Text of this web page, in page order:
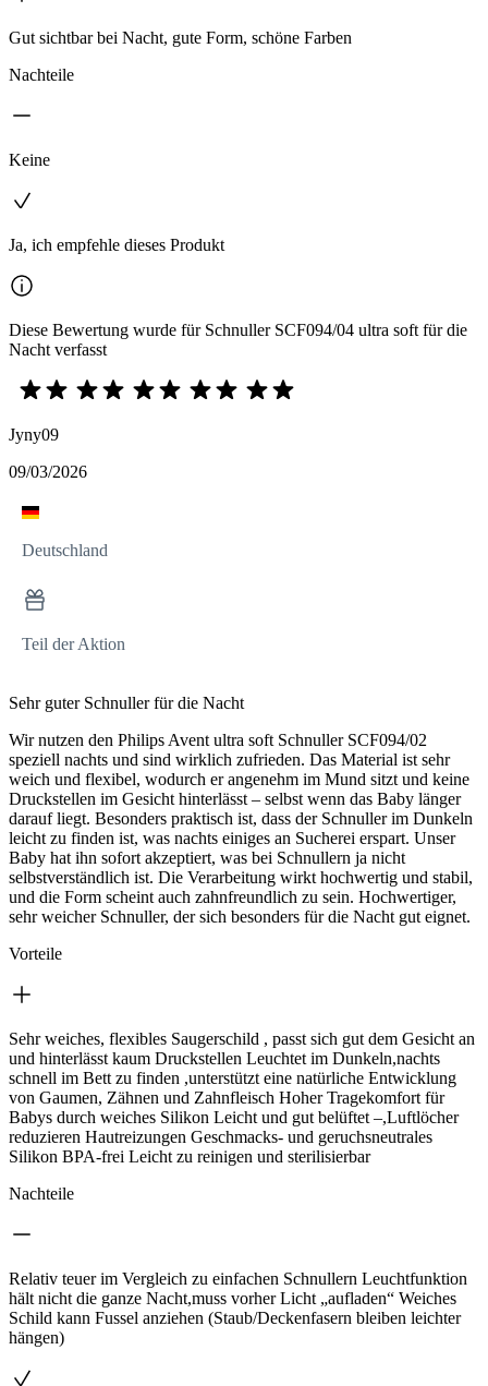
Gut sichtbar bei Nacht, gute Form, schöne Farben
Nachteile
Keine
Ja, ich empfehle dieses Produkt
Diese Bewertung wurde für Schnuller SCF094/04 ultra soft für die
Nacht verfasst
Jyny09
09/03/2026
Deutschland
Teil der Aktion
Sehr guter Schnuller für die Nacht
Wir nutzen den Philips Avent ultra soft Schnuller SCF094/02
speziell nachts und sind wirklich zufrieden. Das Material ist sehr
weich und flexibel, wodurch er angenehm im Mund sitzt und keine
Druckstellen im Gesicht hinterlässt – selbst wenn das Baby länger
darauf liegt. Besonders praktisch ist, dass der Schnuller im Dunkeln
leicht zu finden ist, was nachts einiges an Sucherei erspart. Unser
Baby hat ihn sofort akzeptiert, was bei Schnullern ja nicht
selbstverständlich ist. Die Verarbeitung wirkt hochwertig und stabil,
und die Form scheint auch zahnfreundlich zu sein. Hochwertiger,
sehr weicher Schnuller, der sich besonders für die Nacht gut eignet.
Vorteile
Sehr weiches, flexibles Saugerschild , passt sich gut dem Gesicht an
und hinterlässt kaum Druckstellen Leuchtet im Dunkeln,nachts
schnell im Bett zu finden ,unterstützt eine natürliche Entwicklung
von Gaumen, Zähnen und Zahnfleisch Hoher Tragekomfort für
Babys durch weiches Silikon Leicht und gut belüftet –,Luftlöcher
reduzieren Hautreizungen Geschmacks- und geruchsneutrales
Silikon BPA-frei Leicht zu reinigen und sterilisierbar
Nachteile
Relativ teuer im Vergleich zu einfachen Schnullern Leuchtfunktion
hält nicht die ganze Nacht,muss vorher Licht „aufladen“ Weiches
Schild kann Fussel anziehen (Staub/Deckenfasern bleiben leichter
hängen)